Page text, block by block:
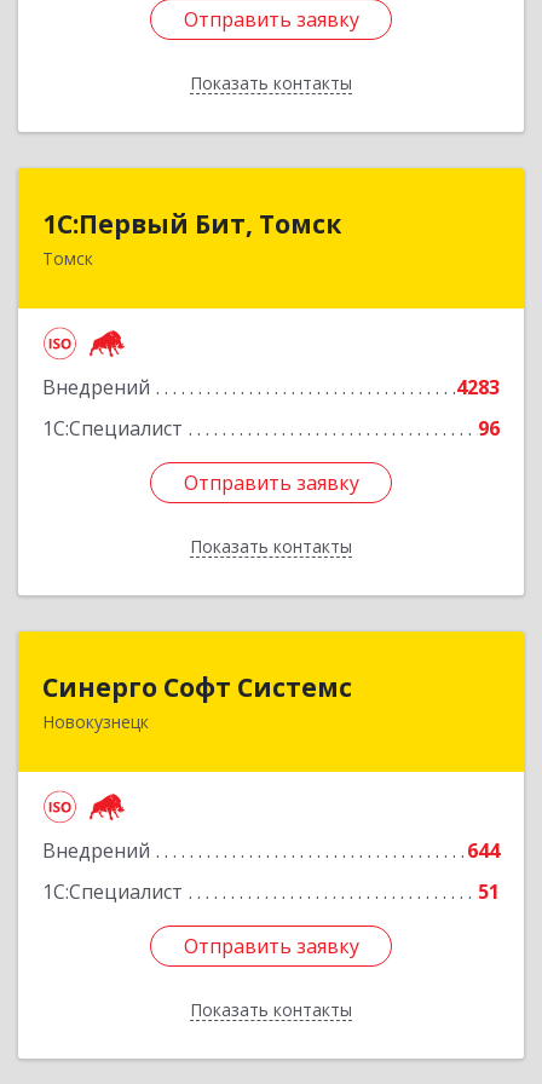
Отправить заявку
Показать контакты
Отправить заявку
Назад
1С:Первый Бит, Томск
Томск
Внедрений
4283
1С:Специалист
96
Отправить заявку
Показать контакты
634041, Томская обл, Томск г, Кирова пр-кт,
Отправить заявку
Назад
Синерго Софт Системс
Новокузнецк
Внедрений
644
1С:Специалист
51
Отправить заявку
Показать контакты
Синерго Софт Системс
654005, Кемеровская обл, Новокузнецк г,
Отправить заявку
Назад